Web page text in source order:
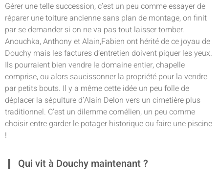
Gérer une telle succession, c’est un peu comme essayer de
réparer une toiture ancienne sans plan de montage, on finit
par se demander si on ne va pas tout laisser tomber.
Anouchka, Anthony et Alain,Fabien ont hérité de ce joyau de
Douchy mais les factures d’entretien doivent piquer les yeux.
Ils pourraient bien vendre le domaine entier, chapelle
comprise, ou alors saucissonner la propriété pour la vendre
par petits bouts. Il y a même cette idée un peu folle de
déplacer la sépulture d’Alain Delon vers un cimetière plus
traditionnel. C’est un dilemme cornélien, un peu comme
choisir entre garder le potager historique ou faire une piscine
!
Qui vit à Douchy maintenant ?